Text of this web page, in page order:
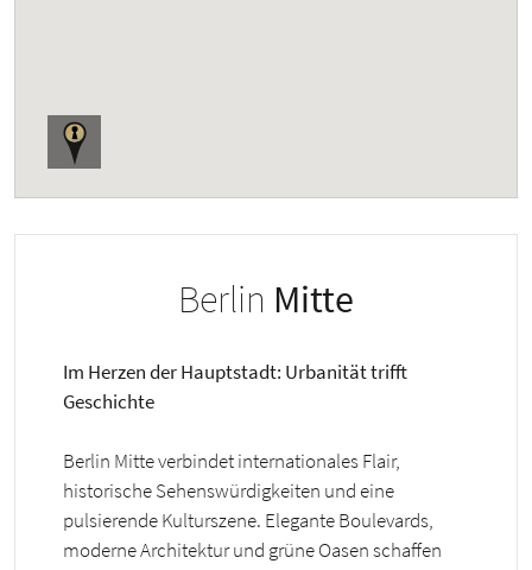
Berlin Mitte
Im Herzen der Hauptstadt: Urbanität trifft
Geschichte
Berlin Mitte verbindet internationales Flair,
historische Sehenswürdigkeiten und eine
pulsierende Kulturszene. Elegante Boulevards,
moderne Architektur und grüne Oasen schaffen